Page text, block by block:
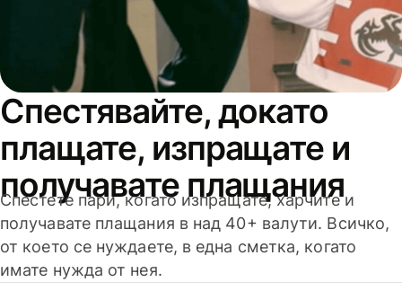
Спестявайте, докато
плащате, изпращате и
получавате плащания
Спестете пари, когато изпращате, харчите и
получавате плащания в над 40+ валути. Всичко,
от което се нуждаете, в една сметка, когато
имате нужда от нея.